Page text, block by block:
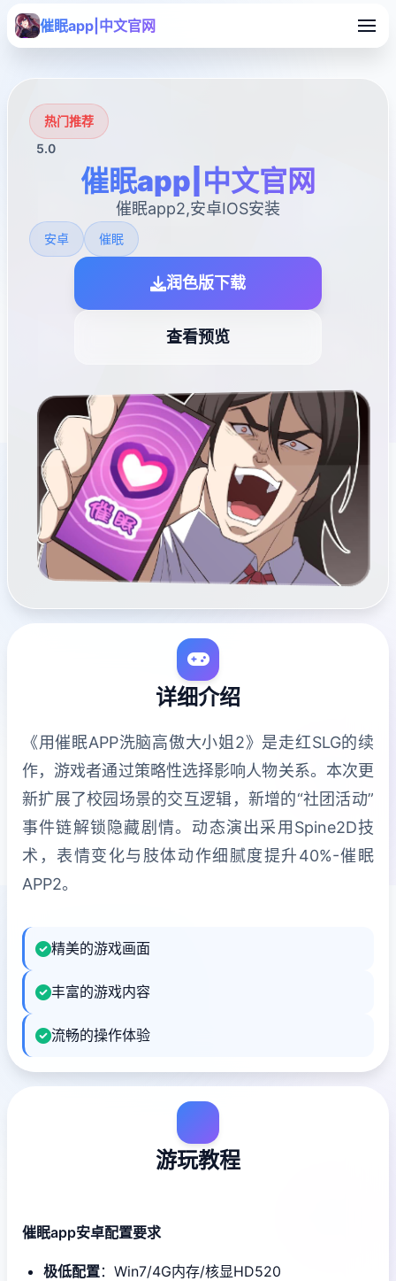
催眠app|中文官网
热门推荐
5.0
催眠app|中文官网
催眠app2,安卓IOS安装
安卓 催眠
润色版下载
查看预览
详细介绍
《用催眠APP洗脑高傲大小姐2》是走红SLG的续
作，游戏者通过策略性选择影响人物关系。本次更
新扩展了校园场景的交互逻辑，新增的“社团活动”
事件链解锁隐藏剧情。动态演出采用Spine2D技
术，表情变化与肢体动作细腻度提升40%-催眠
APP2。
精美的游戏画面
丰富的游戏内容
流畅的操作体验
游玩教程
催眠app安卓配置要求
​极低配置​​：Win7/4G内存/核显HD520